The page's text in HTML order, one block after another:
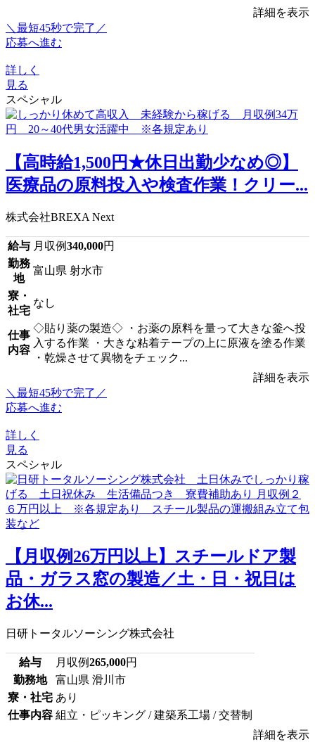
詳細を表示
＼最短45秒で完了／
応募へ進む
詳しく
見る
スペシャル
【高時給1,500円★休日出勤少なめ◎】
医療品の原料投入や検査作業！クリー...
株式会社BREXA Next
給与 月収例340,000円
勤務
地
富山県 射水市
寮・
社宅
なし
仕事
内容
◇貼り薬の製造◇ ・お薬の原料を量って大きな釜へ投
入する作業 ・大きな粘着テープの上に原液を塗る作業
・乾燥させて異物をチェック...
詳細を表示
＼最短45秒で完了／
応募へ進む
詳しく
見る
スペシャル
【月収例26万円以上】スチールドア製
品・ガラス窓の製造／土・日・祝日は
お休...
日研トータルソーシング株式会社
給与 月収例265,000円
勤務地
富山県 滑川市
寮・社宅 あり
仕事内容 組立・ピッキング / 建築系工場 / 交替制
詳細を表示